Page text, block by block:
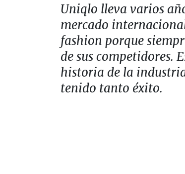
Uniqlo lleva varios
mercado
fashion porque
de sus competidores.
historia de la
tenido tanto éxito.